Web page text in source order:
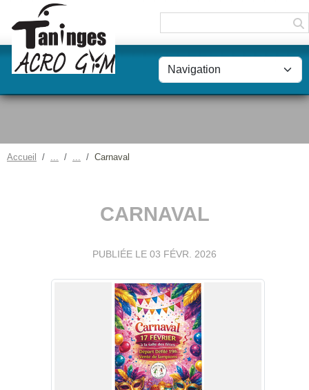
Accueil Carnaval
CARNAVAL
PUBLIÉE LE 03 FÉVR. 2026
Panneau de gestion des cookies